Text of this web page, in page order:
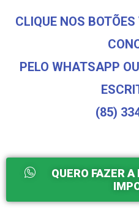
CLIQUE NOS
PELO WHATSAPP
(85)
QUERO FAZER